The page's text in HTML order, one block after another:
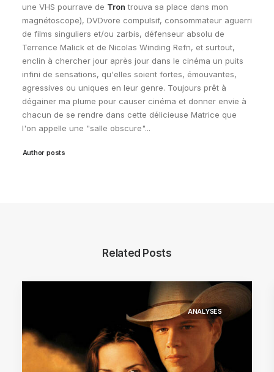
une VHS pourrave de Tron trouva sa place dans mon
magnétoscope), DVDvore compulsif, consommateur aguerri
de films singuliers et/ou zarbis, défenseur absolu de
Terrence Malick et de Nicolas Winding Refn, et surtout,
enclin à chercher jour après jour dans le cinéma un puits
infini de sensations, qu'elles soient fortes, émouvantes,
agressives ou uniques en leur genre. Toujours prêt à
dégainer ma plume pour causer cinéma et donner envie à
chacun de se rendre dans cette délicieuse Matrice que
l'on appelle une "salle obscure"...
Author posts
Related Posts
ANALYSES